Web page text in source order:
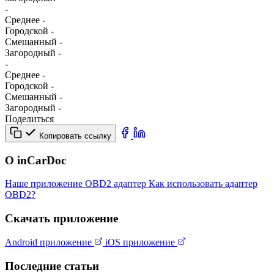
-
Среднее -
Городской -
Смешанный -
Загородный -
-
Среднее -
Городской -
Смешанный -
Загородный -
Поделиться
Копировать ссылку
О inCarDoc
Наше приложение OBD2 адаптер Как использовать адаптер
OBD2?
Скачать приложение
Android приложение iOS приложение
Последние статьи